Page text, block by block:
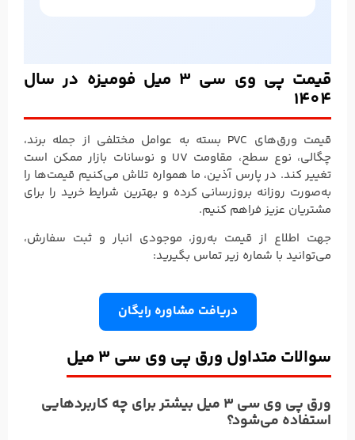
قیمت پی وی سی 3 میل فومیزه در سال
1404
قیمت ورق‌های PVC بسته به عوامل مختلفی از جمله برند،
چگالی، نوع سطح، مقاومت UV و نوسانات بازار ممکن است
تغییر کند. در پارس آذین، ما همواره تلاش می‌کنیم قیمت‌ها را
به‌صورت روزانه بروزرسانی کرده و بهترین شرایط خرید را برای
مشتریان عزیز فراهم کنیم.
جهت اطلاع از قیمت به‌روز، موجودی انبار و ثبت سفارش،
می‌توانید با شماره زیر تماس بگیرید:
دریافت مشاوره رایگان
سوالات متداول ورق پی وی سی 3 میل
ورق پی وی سی 3 میل بیشتر برای چه کاربردهایی
استفاده می‌شود؟